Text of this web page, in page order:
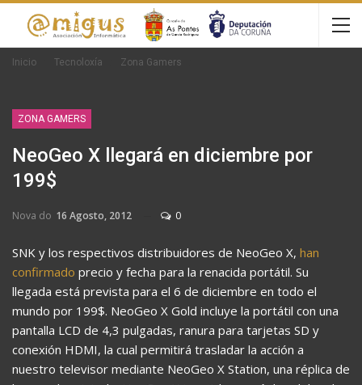
Inicio Tecnoloxía Zona Gamers
ZONA GAMERS
NeoGeo X llegará en diciembre por
199$
Nova do 16 Agosto, 2012 0
SNK y los respectivos distribuidores de NeoGeo X, han
confirmado precio y fecha para la renacida portátil. Su
llegada está prevista para el 6 de diciembre en todo el
mundo por 199$. NeoGeo X Gold incluye la portátil con una
pantalla LCD de 4,3 pulgadas, ranura para tarjetas SD y
conexión HDMI, la cual permitirá trasladar la acción a
nuestro televisor mediante NeoGeo X Station, una réplica de